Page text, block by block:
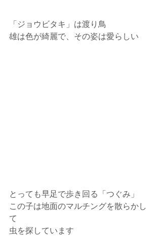
「ジョウビタキ」は渡り鳥
雄は色が綺麗で、その姿は愛らしい
とっても早足で歩き回る「つぐみ」
この子は地面のマルチングを散らかし
て
虫を探しています